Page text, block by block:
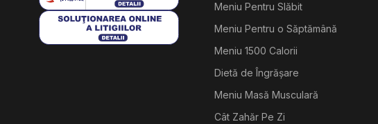
Meniu Pentru Slăbit
Meniu Pentru o Săptămână
Meniu 1500 Calorii
Dietă de Îngrășare
Meniu Masă Musculară
Cât Zahăr Pe Zi